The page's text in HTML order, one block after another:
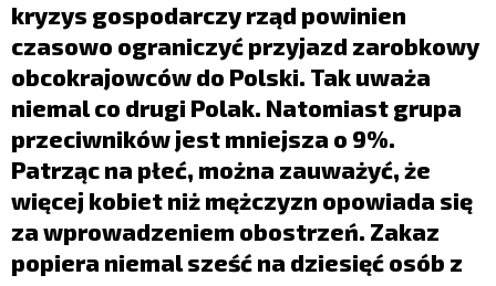
OPINIE I KOMENTARZE
kryzys gospodarczy rząd powinien
czasowo ograniczyć przyjazd zarobkowy
obcokrajowców do Polski. Tak uważa
niemal co drugi Polak. Natomiast grupa
przeciwników jest mniejsza o 9%.
Patrząc na płeć, można zauważyć, że
więcej kobiet niż mężczyzn opowiada się
za wprowadzeniem obostrzeń. Zakaz
popiera niemal sześć na dziesięć osób z